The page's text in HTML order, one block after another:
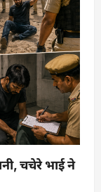
चचेरे भाई ने